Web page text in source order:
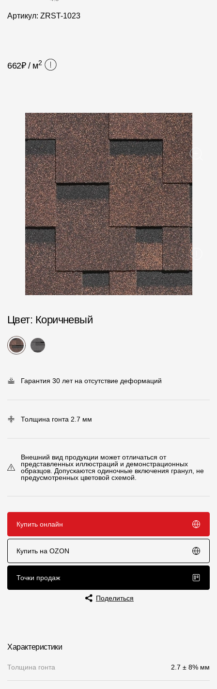
Пленки и мембраны
Однослойная черепица
Ламинированная черепица
Комплектующие к кровле
Кровельная вентиляция
Водостоки
Пластиковые водосточные системы
Металлические водосточные системы
Водосборник
Чердачные лестницы
Документация
Документация
Технические листы
Текстуры
Статьи
Сервисы
Конструктор
Компания
О компании
Артикул: ZRST-1023
662₽ / м2
Цвет: Коричневый
Гарантия 30 лет на отсутствие деформаций
Толщина гонта 2.7 мм
Внешний вид продукции может отличаться от
представленных иллюстраций и демонстрационных
образцов. Допускаются одиночные включения гранул, не
предусмотренных цветовой схемой.
Купить онлайн
Купить на OZON
Точки продаж
Поделиться
Характеристики
Толщина гонта 2.7 ± 8% мм